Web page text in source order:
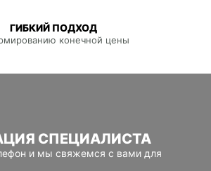
ГИБКИЙ ПОДХОД
конечной цены
СПЕЦИАЛИСТА
и мы свяжемся с вами для